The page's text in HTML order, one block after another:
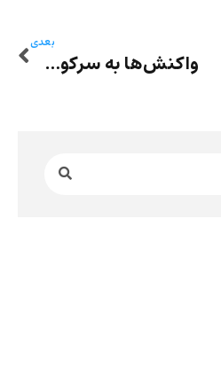
بعدی
واکنش‌ها به سرکوب خوزستان – نسیم خاکسار: هورالعظیم خشک شد و پسرک بومی دیگر نگران دل درد گاومیش کوچکش نیست